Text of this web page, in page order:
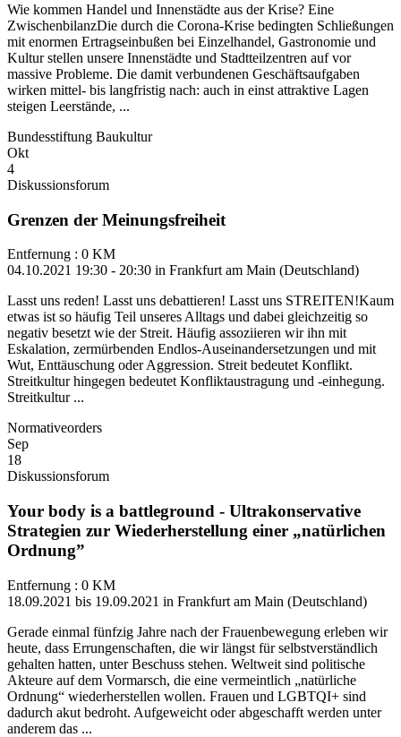
Wie kommen Handel und Innenstädte aus der Krise? Eine
ZwischenbilanzDie durch die Corona-Krise bedingten Schließungen
mit enormen Ertragseinbußen bei Einzelhandel, Gastronomie und
Kultur stellen unsere Innenstädte und Stadtteilzentren auf vor
massive Probleme. Die damit verbundenen Geschäftsaufgaben
wirken mittel- bis langfristig nach: auch in einst attraktive Lagen
steigen Leerstände, ...
Bundesstiftung Baukultur
Okt
4
Diskussionsforum
Grenzen der Meinungsfreiheit
Entfernung : 0 KM
04.10.2021 19:30 - 20:30 in Frankfurt am Main (Deutschland)
Lasst uns reden! Lasst uns debattieren! Lasst uns STREITEN!Kaum
etwas ist so häufig Teil unseres Alltags und dabei gleichzeitig so
negativ besetzt wie der Streit. Häufig assoziieren wir ihn mit
Eskalation, zermürbenden Endlos-Auseinandersetzungen und mit
Wut, Enttäuschung oder Aggression. Streit bedeutet Konflikt.
Streitkultur hingegen bedeutet Konfliktaustragung und -einhegung.
Streitkultur ...
Normativeorders
Sep
18
Diskussionsforum
Your body is a battleground - Ultrakonservative
Strategien zur Wiederherstellung einer „natürlichen
Ordnung”
Entfernung : 0 KM
18.09.2021 bis 19.09.2021 in Frankfurt am Main (Deutschland)
Gerade einmal fünfzig Jahre nach der Frauenbewegung erleben wir
heute, dass Errungenschaften, die wir längst für selbstverständlich
gehalten hatten, unter Beschuss stehen. Weltweit sind politische
Akteure auf dem Vormarsch, die eine vermeintlich „natürliche
Ordnung“ wiederherstellen wollen. Frauen und LGBTQI+ sind
dadurch akut bedroht. Aufgeweicht oder abgeschafft werden unter
anderem das ...